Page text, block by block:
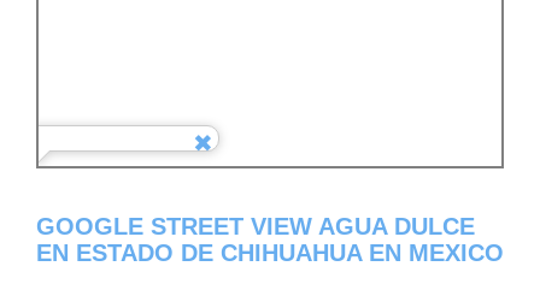
GOOGLE STREET VIEW AGUA DULCE
EN ESTADO DE CHIHUAHUA EN MEXICO